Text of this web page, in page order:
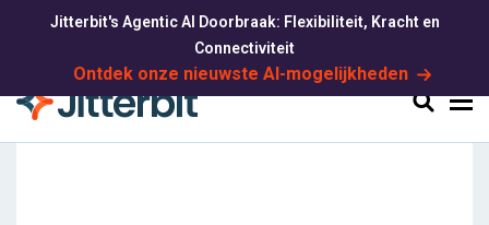
Zoeken
Jitterbit's Agentic AI Doorbraak: Flexibiliteit, Kracht en
Connectiviteit
Ontdek onze nieuwste AI-mogelijkheden